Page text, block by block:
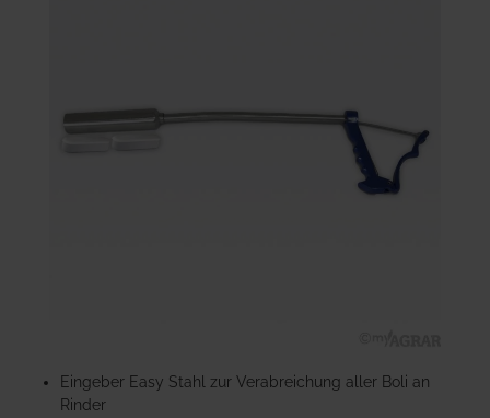
AnfangEingeber Easy Stahl zur Verabreichung aller Boli an
Rinder